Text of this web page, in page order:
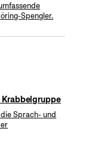
Spengler.
Krabbelgruppe
Sprach- und